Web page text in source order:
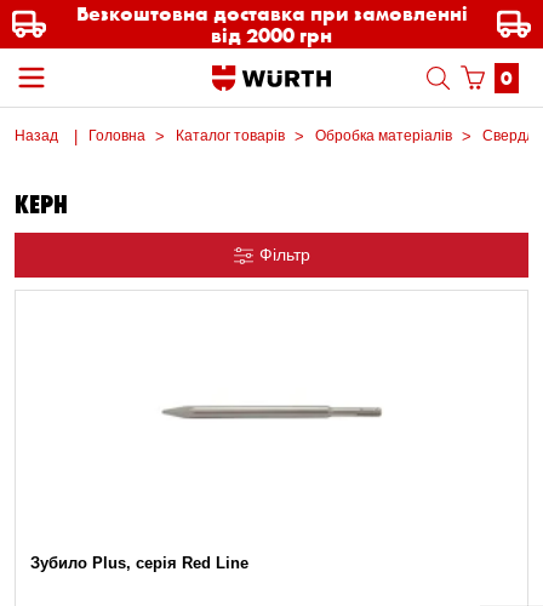
Безкоштовна доставка при замовленні
від 2000 грн
0
Назад Головна Каталог товарів Обробка матеріалів
КЕРН
Фільтр
Зубило Plus, серія Red Line